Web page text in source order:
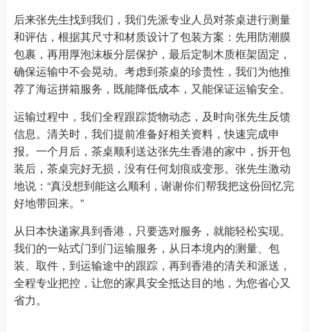
后来张先生找到我们，我们先派专业人员对茶桌进行测量
和评估，根据其尺寸和材质设计了包装方案：先用防潮膜
包裹，再用厚泡沫板分层保护，最后定制木质框架固定，
确保运输中不会晃动。考虑到茶桌的珍贵性，我们为他推
荐了海运拼箱服务，既能降低成本，又能保证运输安全。
运输过程中，我们全程跟踪货物动态，及时向张先生反馈
信息。清关时，我们提前准备好相关资料，快速完成申
报。一个月后，茶桌顺利送达张先生香港的家中，拆开包
装后，茶桌完好无损，没有任何划痕或变形。张先生激动
地说：“真没想到能这么顺利，谢谢你们帮我把这份回忆完
好地带回来。”
从日本快递家具到香港，只要选对服务，就能轻松实现。
我们的一站式门到门运输服务，从日本境内的测量、包
装、取件，到运输途中的跟踪，再到香港的清关和派送，
全程专业把控，让您的家具安全抵达目的地，为您省心又
省力。